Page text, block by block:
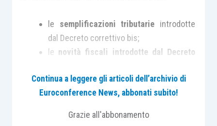
le semplificazioni tributarie introdotte
dal Decreto correttivo bis;
le novità fiscali introdotte dal Decreto
icontrolli propedeutici all’invio delle
dichiarazioni;
Continua a leggere gli articoli dell’archivio di
Euroconference News, abbonati subito!
Grazie all'abbonamento